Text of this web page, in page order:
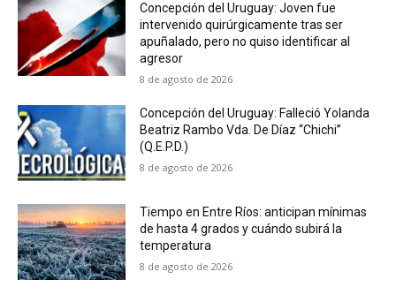
Concepción del Uruguay: Joven fue
intervenido quirúrgicamente tras ser
apuñalado, pero no quiso identificar al
agresor
8 de agosto de 2026
Concepción del Uruguay: Falleció Yolanda
Beatriz Rambo Vda. De Díaz “Chichi”
(Q.E.P.D.)
8 de agosto de 2026
Tiempo en Entre Ríos: anticipan mínimas
de hasta 4 grados y cuándo subirá la
temperatura
8 de agosto de 2026